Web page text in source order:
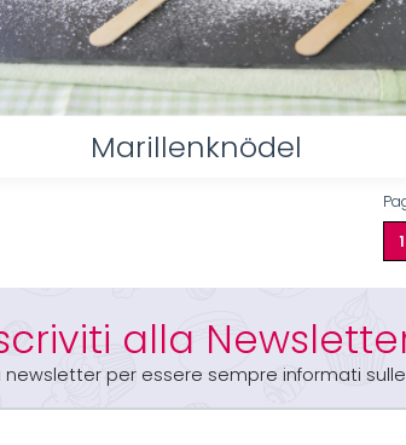
Marillenknödel
1
alla
newsletter per essere sempre informati